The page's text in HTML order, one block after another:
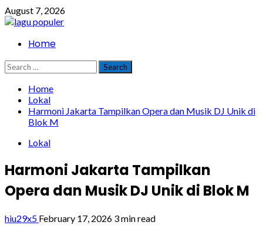
Skip
to
August 7, 2026
PrimaryHome
Search
for:
Home
Lokal
Harmoni Jakarta Tampilkan Opera dan Musik DJ Unik di
Blok M
Lokal
Harmoni Jakarta Tampilkan
Opera dan Musik DJ Unik di Blok M
hiu29x5 February 17, 2026 3 min read